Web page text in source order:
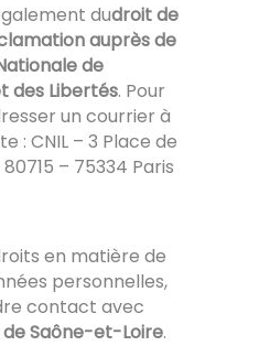
dudroit de
auprès de
de
des Libertés. Pour
un courrier à
: CNIL – 3 Place de
– 75334 Paris
en matière de
personnelles,
contact avec
Saône-et-Loire.